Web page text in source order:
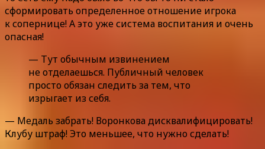
сформировать определенное отношение игрока
к сопернице! А это уже система воспитания и очень
опасная!
— Тут обычным извинением
не отделаешься. Публичный человек
просто обязан следить за тем, что
изрыгает из себя.
— Медаль забрать! Воронкова дисквалифицировать!
Клубу штраф! Это меньшее, что нужно сделать!